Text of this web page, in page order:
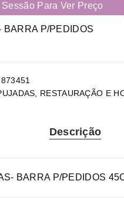
Sessão Para Ver Preço
BARRA P/PEDIDOS
873451
RESTAURAÇÃO E
Descrição
BARRA P/PEDIDOS